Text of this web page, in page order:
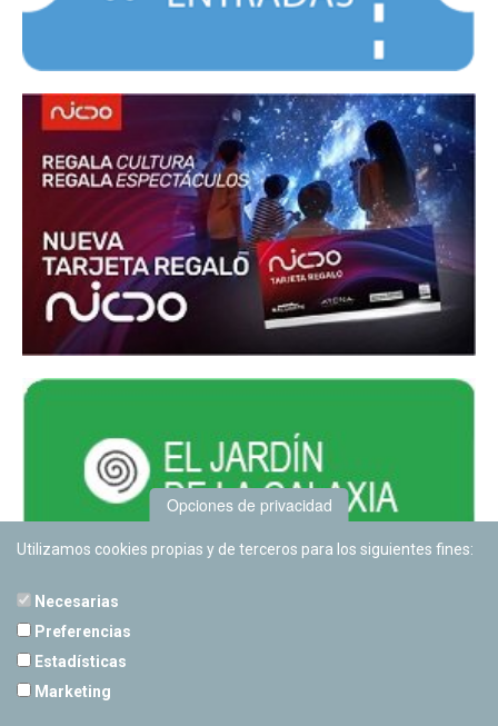
Opciones de privacidad
Utilizamos cookies propias y de terceros para los siguientes fines:
Necesarias
Preferencias
Estadísticas
Marketing